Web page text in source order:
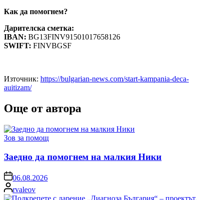
Как да помогнем?
Дарителска сметка:
IBAN: BG13FINV91501017658126
SWIFT: FINVBGSF
Източник: https://bulgarian-news.com/start-kampania-deca-
auitizam/
Още от автора
Posted
Зов за помощ
Заедно да помогнем на малкия Ники
on06.08.2026
Posted
by
rvaleov